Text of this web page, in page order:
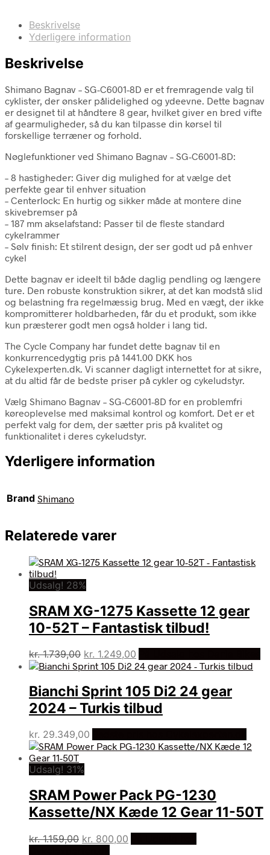
Beskrivelse
Yderligere information
Beskrivelse
Shimano Bagnav – SG-C6001-8D er et fremragende valg til
cyklister, der ønsker pålidelighed og ydeevne. Dette bagnav
er designet til at håndtere 8 gear, hvilket giver en bred vifte
af gearmuligheder, så du kan tilpasse din kørsel til
forskellige terræner og forhold.
Nøglefunktioner ved Shimano Bagnav – SG-C6001-8D:
– 8 hastigheder: Giver dig mulighed for at vælge det
perfekte gear til enhver situation
– Centerlock: En hurtig og sikker måde at montere dine
skivebremser på
– 187 mm akselafstand: Passer til de fleste standard
cykelrammer
– Sølv finish: Et stilrent design, der ser godt ud på enhver
cykel
Dette bagnav er ideelt til både daglig pendling og længere
ture. Den robuste konstruktion sikrer, at det kan modstå slid
og belastning fra regelmæssig brug. Med en vægt, der ikke
kompromitterer holdbarheden, får du et produkt, som ikke
kun præsterer godt men også holder i lang tid.
The Cycle Company har fundet dette bagnav til en
konkurrencedygtig pris på 1441.00 DKK hos
Cykelexperten.dk. Vi scanner dagligt internettet for at sikre,
at du altid får de bedste priser på cykler og cykeludstyr.
Vælg Shimano Bagnav – SG-C6001-8D for en problemfri
køreoplevelse med maksimal kontrol og komfort. Det er et
perfekt valg for dem, der sætter pris på kvalitet og
funktionalitet i deres cykeludstyr.
Yderligere information
Brand Shimano
Relaterede varer
Udsalg! 28%
SRAM XG-1275 Kassette 12 gear
10-52T – Fantastisk tilbud!
kr.1.739,00 Den
oprindelige
var:
kr. 1.739,00.
kr. 1.249,00
aktuelle
er:
kr. 1.249,00.
Bianchi Sprint 105 Di2 24 gear
2024 – Turkis tilbud
kr. 29.349,00
Udsalg! 31%
SRAM Power Pack PG-1230
Kassette/NX Kæde 12 Gear 11-50T
kr.1.159,00 Den
kr. 800,00